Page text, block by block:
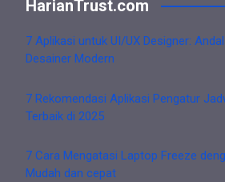
HarianTrust.com
7 Aplikasi untuk UI/UX Designer:
Desainer Modern
7 Rekomendasi Aplikasi Pengatur
Terbaik di 2025
7 Cara Mengatasi Laptop Freeze
Mudah dan cepat